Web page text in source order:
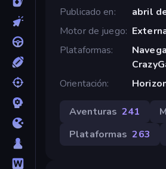
Publicado en
abril
Motor de juego
Plataformas
Orientación
Aventuras 241
Plataformas 263